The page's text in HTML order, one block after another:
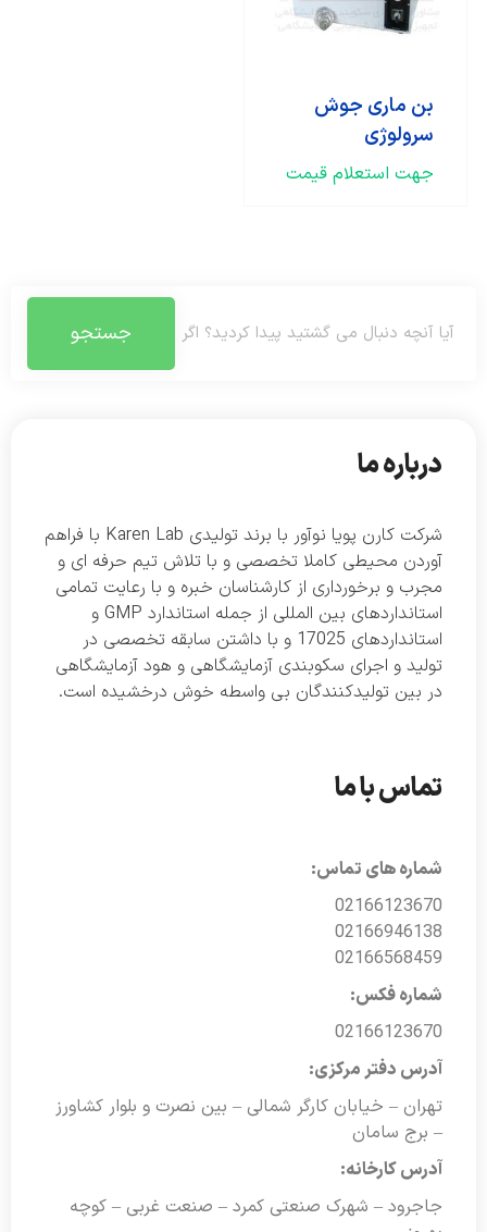
بن ماری جوش
سرولوژی
جهت استعلام قیمت
جستجو
تماس با ما
شماره های تماس:
02166123670
02166946138
02166568459
شماره فکس:
02166123670
آدرس دفتر مرکزی:
تهران – خیابان کارگر شمالی – بین نصرت و بلوار کشاورز
– برج سامان
آدرس کارخانه:
جاجرود – شهرک صنعتی کمرد – صنعت غربی – کوچه
درباره ما
شرکت کارن پویا نوآور با برند تولیدی Karen Lab با فراهم
آوردن محیطی کاملا تخصصی و با تلاش تیم حرفه ای و
مجرب و برخورداری از کارشناسان خبره و با رعایت تمامی
استانداردهای بین المللی از جمله استاندارد GMP و
استانداردهای 17025 و با داشتن سابقه تخصصی در
تولید و اجرای سکوبندی آزمایشگاهی و هود آزمایشگاهی
در بین تولیدکنندگان بی واسطه خوش درخشیده است.